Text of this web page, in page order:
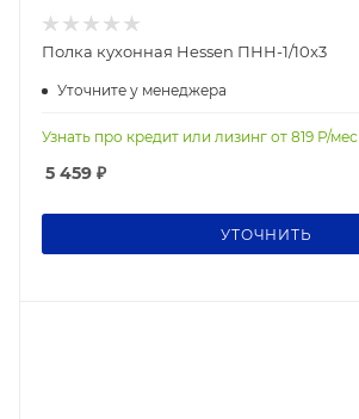
Полка кухонная Hessen ПНН-1/10x3
Уточните у менеджера
Узнать про кредит или лизинг от 819 Р/мес
5 459 ₽
УТОЧНИТЬ